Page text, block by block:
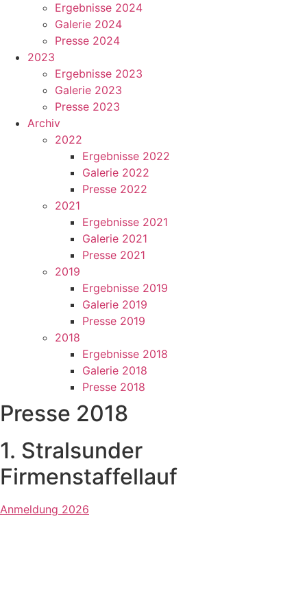
Ergebnisse 2024
Galerie 2024
Presse 2024
2023
Ergebnisse 2023
Galerie 2023
Presse 2023
Archiv
2022
Ergebnisse 2022
Galerie 2022
Presse 2022
2021
Ergebnisse 2021
Galerie 2021
Presse 2021
2019
Ergebnisse 2019
Galerie 2019
Presse 2019
2018
Ergebnisse 2018
Galerie 2018
Presse 2018
Presse 2018
1. Stralsunder
Firmenstaffellauf
Anmeldung 2026